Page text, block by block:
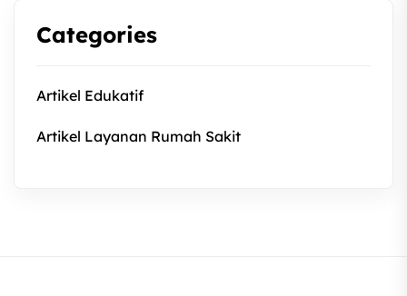
Categories
Artikel Edukatif
Artikel Layanan Rumah Sakit